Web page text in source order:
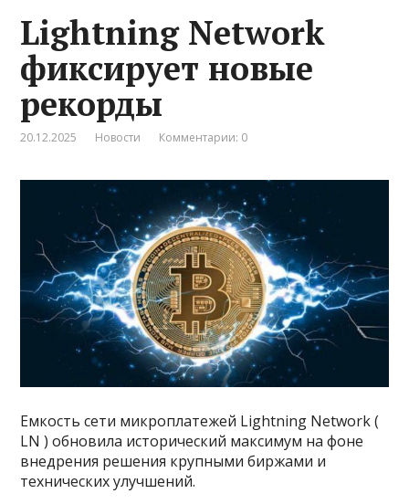
Lightning Network
фиксирует новые
рекорды
20.12.2025 Новости Комментарии: 0
Емкость сети микроплатежей Lightning Network (
LN ) обновила исторический максимум на фоне
внедрения решения крупными биржами и
технических улучшений.